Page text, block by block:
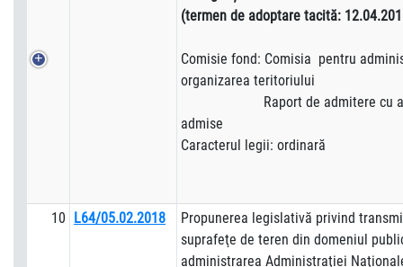
(termen de adoptare tacită:
Comisie fond: Comisia pentru
organizarea teritoriului
Raport de admitere cu
admise
Caracterul legii: ordinară
10 L64/05.02.2018
Propunerea legislativă privind
suprafeţe de teren din domeniul
administrarea Administraţiei